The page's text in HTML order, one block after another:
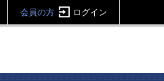
会員の方 ログイン